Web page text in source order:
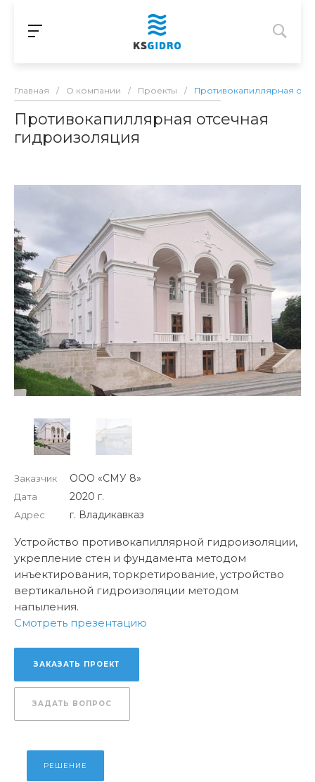
Главная / О компании / Проекты / Противокапиллярная
Противокапиллярная отсечная
гидроизоляция
Заказчик
Дата
Адрес
ООО «СМУ 8»
2020 г.
г. Владикавказ
Устройство противокапиллярной гидроизоляции,
укрепление стен и фундамента методом
инъектирования, торкретирование, устройство
вертикальной гидроизоляции методом
напыления.
Смотреть презентацию
ЗАКАЗАТЬ ПРОЕКТ
ЗАДАТЬ ВОПРОС
РЕШЕНИЕ